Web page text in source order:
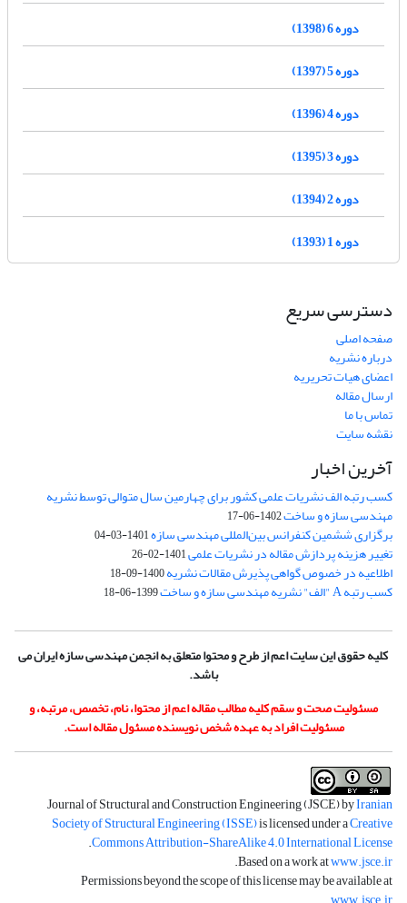
دوره 6 (1398)
دوره 5 (1397)
دوره 4 (1396)
دوره 3 (1395)
دوره 2 (1394)
دوره 1 (1393)
دسترسی سریع
صفحه اصلی
درباره نشریه
اعضای هیات تحریریه
ارسال مقاله
تماس با ما
نقشه سایت
آخرین اخبار
کسب رتبه الف نشریات علمی کشور برای چهارمین سال متوالی توسط نشریه
مهندسی سازه و ساخت1402-06-17
برگزاری ششمین کنفرانس بین‌المللی مهندسی سازه1401-03-04
تغییر هزینه پردازش مقاله در نشریات علمی1401-02-26
اطلاعیه در خصوص گواهی پذیرش مقالات نشریه1400-09-18
کسب رتبه A "الف" نشریه مهندسی سازه و ساخت 1399-06-18
کلیه حقوق این سایت اعم از طرح و محتوا متعلق به انجمن مهندسی سازه ایران می
باشد.
مسئولیت صحت و سقم کلیه مطالب مقاله اعم از محتوا، نام، تخصص، مرتبه، و
مسئولیت افراد به عهده شخص نویسنده مسئول مقاله است.
Journal of Structural and Construction Engineering (JSCE) byIranian
Society of Structural Engineering (ISSE)is licensed under aCreative
Commons Attribution-ShareAlike 4.0 International License
.
Based on a work atwww.jsce.ir
.
Permissions beyond the scope of this license may be available at